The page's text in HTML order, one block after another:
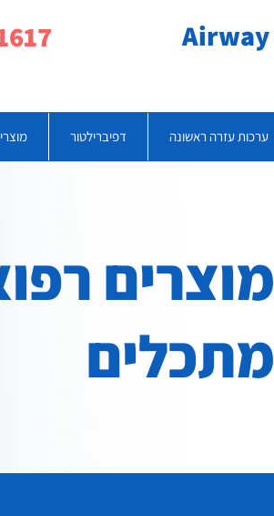
Airway
ערכות עזרה ראשונה דפיברילטור
מוצרים
מתכלים